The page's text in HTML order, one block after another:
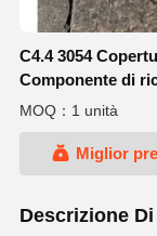
C4.4 3054
Componente di
del motore
MOQ：1 unità
Miglior
Descrizione